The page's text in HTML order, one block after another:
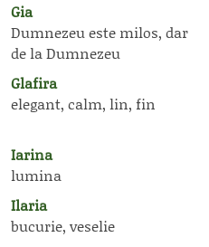
Gia
Dumnezeu este milos, dar
de la Dumnezeu
Glafira
elegant, calm, lin, fin
Iarina
lumina
Ilaria
bucurie, veselie